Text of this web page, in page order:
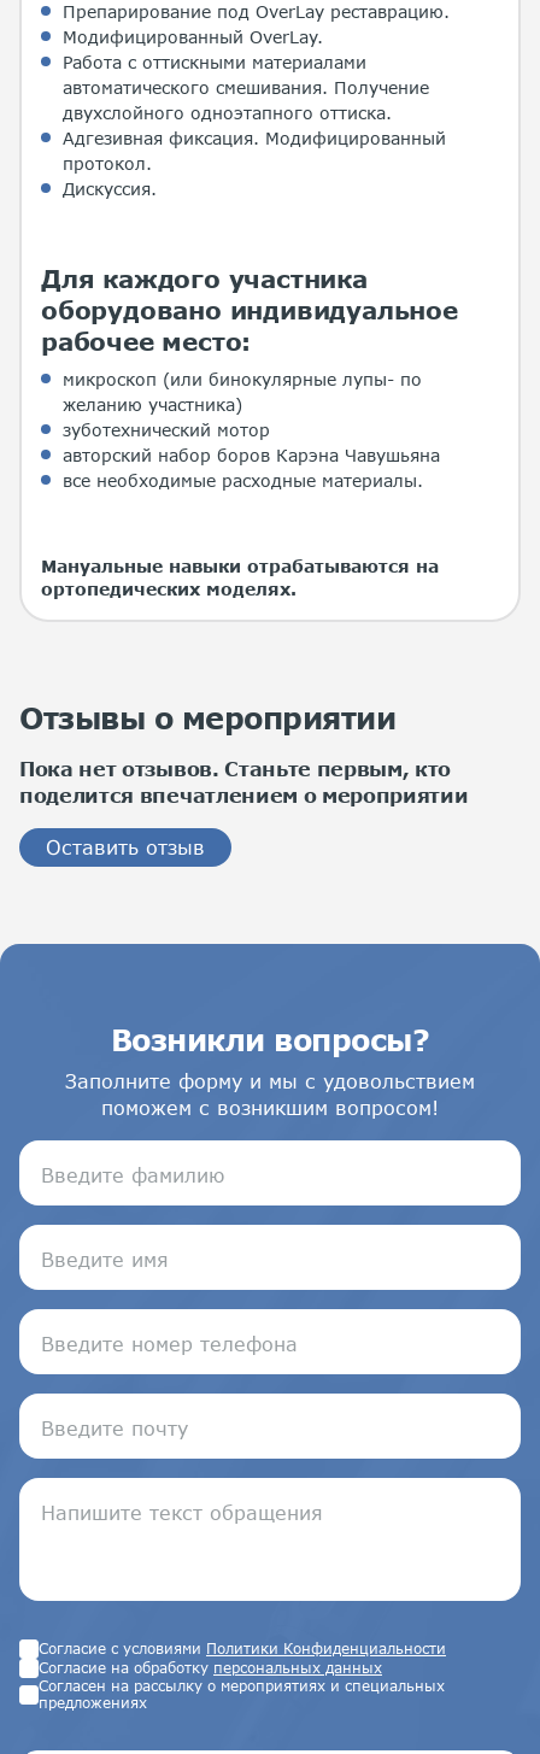
Препарирование под OverLay реставрацию.
Модифицированный OverLay.
Работа с оттискными материалами
автоматического смешивания. Получение
двухслойного одноэтапного оттиска.
Адгезивная фиксация. Модифицированный
протокол.
Дискуссия.
Для каждого участника
оборудовано индивидуальное
рабочее место:
микроскоп (или бинокулярные лупы- по
желанию участника)
зуботехнический мотор
авторский набор боров Карэна Чавушьяна
все необходимые расходные материалы.
Мануальные навыки отрабатываются на
ортопедических моделях.
Отзывы о мероприятии
Пока нет отзывов. Станьте первым, кто
поделится впечатлением о мероприятии
Оставить отзыв
Возникли вопросы?
Заполните форму и мы с удовольствием
поможем с возникшим вопросом!
Согласие с условиями Политики Конфиденциальности
Согласие на обработку персональных данных
Согласен на рассылку о мероприятиях и специальных
предложениях